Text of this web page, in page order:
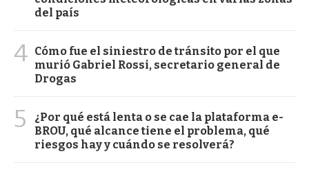
del país
4 Cómo fue el siniestro de tránsito por el que
murió Gabriel Rossi, secretario general de
Drogas
5
¿Por qué está lenta o se cae la plataforma e-
BROU, qué alcance tiene el problema, qué
riesgos hay y cuándo se resolverá?